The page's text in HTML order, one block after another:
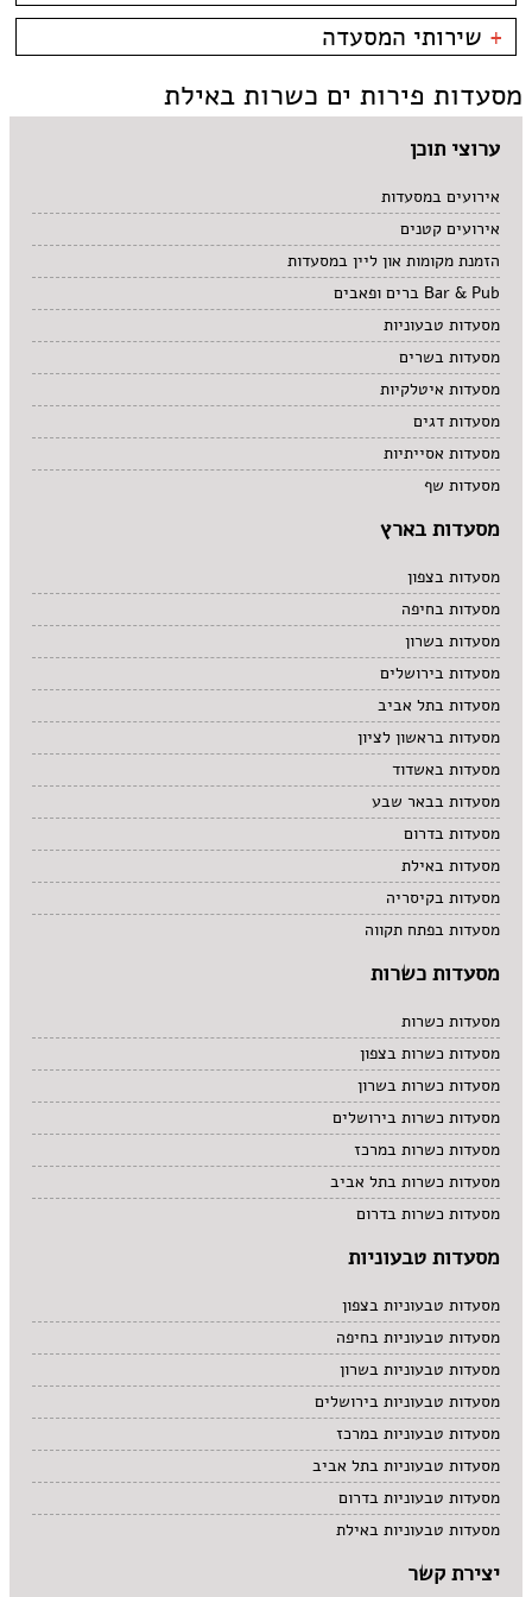
קניון מול הים - טיילת
צמחוני/טבעוני
פירות ים
סושי
אוכל ביתי
בית קפה
טאפאס בר
סיני
כשרות
כשר למהדרין
+ שירותי המסעדה
משלוחים
מסעדות פירות ים כשרות באילת
ערוצי תוכן
אירועים במסעדות
אירועים קטנים
הזמנת מקומות און ליין במסעדות
Bar & Pub ברים ופאבים
מסעדות טבעוניות
מסעדות בשרים
מסעדות איטלקיות
מסעדות דגים
מסעדות אסייתיות
מסעדות שף
מסעדות בארץ
מסעדות בצפון
מסעדות בחיפה
מסעדות בשרון
מסעדות בירושלים
מסעדות בתל אביב
מסעדות בראשון לציון
מסעדות באשדוד
מסעדות בבאר שבע
מסעדות בדרום
מסעדות באילת
מסעדות בקיסריה
מסעדות בפתח תקווה
מסעדות כשרות
מסעדות כשרות
מסעדות כשרות בצפון
מסעדות כשרות בשרון
מסעדות כשרות בירושלים
מסעדות כשרות במרכז
מסעדות כשרות בתל אביב
מסעדות כשרות בדרום
מסעדות טבעוניות
מסעדות טבעוניות בצפון
מסעדות טבעוניות בחיפה
מסעדות טבעוניות בשרון
מסעדות טבעוניות בירושלים
מסעדות טבעוניות במרכז
מסעדות טבעוניות בתל אביב
מסעדות טבעוניות בדרום
מסעדות טבעוניות באילת
יצירת קשר